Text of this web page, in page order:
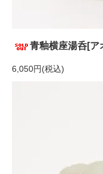
青釉横座湯呑[ア
6,050円(税込)